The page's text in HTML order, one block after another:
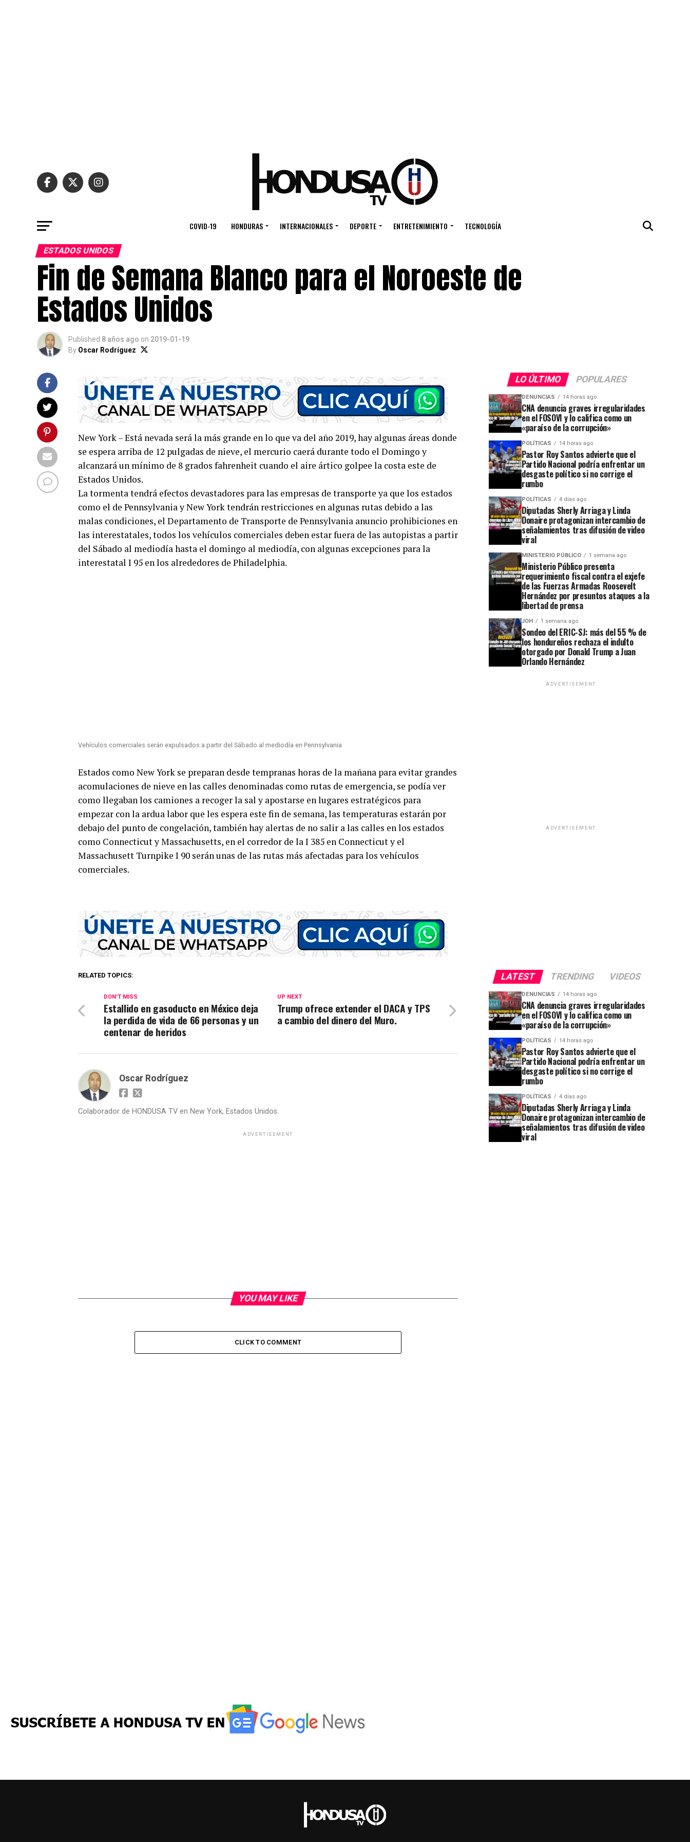
COVID-19 HONDURAS INTERNACIONALES DEPORTE ENTRETENIMIENTO TECNOLOGÍA
ESTADOS UNIDOS
Fin de Semana Blanco para el Noroeste de
Estados Unidos
Published 8 años ago on 2019-01-19
By Oscar Rodríguez
New York – Está nevada será la más grande en lo que va del año 2019, hay algunas áreas donde
se espera arriba de 12 pulgadas de nieve, el mercurio caerá durante todo el Domingo y
alcanzará un mínimo de 8 grados fahrenheit cuando el aire ártico golpee la costa este de
Estados Unidos.
La tormenta tendrá efectos devastadores para las empresas de transporte ya que los estados
como el de Pennsylvania y New York tendrán restricciones en algunas rutas debido a las
malas condiciones, el Departamento de Transporte de Pennsylvania anuncio prohibiciones en
las interestatales, todos los vehículos comerciales deben estar fuera de las autopistas a partir
del Sábado al mediodía hasta el domingo al mediodía, con algunas excepciones para la
interestatal I 95 en los alrededores de Philadelphia.
Vehículos comerciales serán expulsados a partir del Sábado al mediodía en Pennsylvania
Estados como New York se preparan desde tempranas horas de la mañana para evitar grandes
acomulaciones de nieve en las calles denominadas como rutas de emergencia, se podía ver
como llegaban los camiones a recoger la sal y apostarse en lugares estratégicos para
empezar con la ardua labor que les espera este fin de semana, las temperaturas estarán por
debajo del punto de congelación, también hay alertas de no salir a las calles en los estados
como Connecticut y Massachusetts, en el corredor de la I 385 en Connecticut y el
Massachusett Turnpike I 90 serán unas de las rutas más afectadas para los vehículos
comerciales.
RELATED TOPICS:
UP NEXT
Trump ofrece extender el DACA y TPS
a cambio del dinero del Muro.
DON'T MISS
Estallido en gasoducto en México deja
la perdida de vida de 66 personas y un
centenar de heridos
Oscar Rodríguez
Colaborador de HONDUSA TV en New York, Estados Unidos.
ADVERTISEMENT
YOU MAY LIKE
CLICK TO COMMENT
LO ÚLTIMO POPULARES
DENUNCIAS 14 horas ago
CNA denuncia graves irregularidades
en el FOSOVI y lo califica como un
«paraíso de la corrupción»
POLÍTICAS 14 horas ago
Pastor Roy Santos advierte que el
Partido Nacional podría enfrentar un
desgaste político si no corrige el
rumbo
POLÍTICAS 4 días ago
Diputadas Sherly Arriaga y Linda
Donaire protagonizan intercambio de
señalamientos tras difusión de video
viral
MINISTERIO PÚBLICO 1 semana ago
Ministerio Público presenta
requerimiento fiscal contra el exjefe
de las Fuerzas Armadas Roosevelt
Hernández por presuntos ataques a la
libertad de prensa
JOH 1 semana ago
Sondeo del ERIC-SJ: más del 55 % de
los hondureños rechaza el indulto
otorgado por Donald Trump a Juan
Orlando Hernández
ADVERTISEMENT
ADVERTISEMENT
LATEST TRENDING VIDEOS
DENUNCIAS 14 horas ago
CNA denuncia graves irregularidades
en el FOSOVI y lo califica como un
«paraíso de la corrupción»
POLÍTICAS 14 horas ago
Pastor Roy Santos advierte que el
Partido Nacional podría enfrentar un
desgaste político si no corrige el
rumbo
POLÍTICAS 4 días ago
Diputadas Sherly Arriaga y Linda
Donaire protagonizan intercambio de
señalamientos tras difusión de video
viral